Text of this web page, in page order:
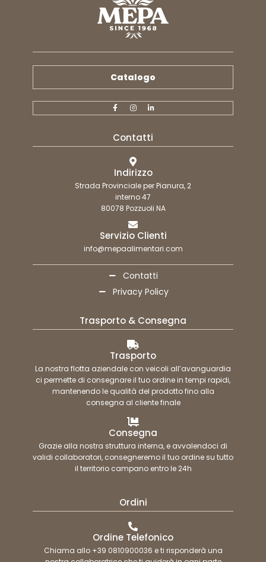
Catalogo
Contatti
Indirizzo
Strada Provinciale per Pianura, 2
interno 47
80078 Pozzuoli NA
Servizio Clienti
info@mepaalimentari.com
Contatti
Privacy Policy
Trasporto & Consegna
Trasporto
La nostra flotta aziendale con veicoli all’avanguardia
ci permette di consegnare il tuo ordine in tempi rapidi,
mantenendo le qualità del prodotto fino alla
consegna al cliente finale
Consegna
Grazie alla nostra struttura interna, e avvalendoci di
validi collaboratori, consegneremo il tuo ordine su tutto
il territorio campano entro le 24h
Ordini
Ordine Telefonico
Chiama allo +39 0810900036 e ti risponderà una